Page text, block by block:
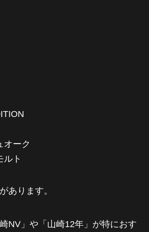
オーク
ルト
あります。
NV」や「山崎12年」が特におす